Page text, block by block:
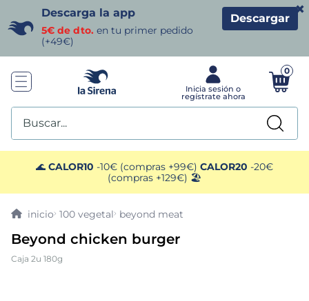
Descarga la app
5€ de dto. en tu primer pedido
(+49€)
Descargar
×
0
Buscar...
🌊 CALOR10 -10€ (compras +99€) CALOR20 -20€
(compras +129€) 🏖️
100 vegetal beyond meat
Beyond chicken burger
Caja 2u 180g
TÉRMINOS MÁS BUSCADOS
1. helados sirena
3. patatas